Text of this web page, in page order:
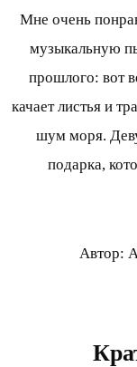
Мне очень
музыкальную
прошлого: вот
качает листья и
шум моря.
подарка,
Автор: